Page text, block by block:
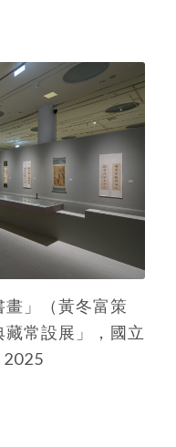
畫」（黃冬富策
常設展」，國立
2025